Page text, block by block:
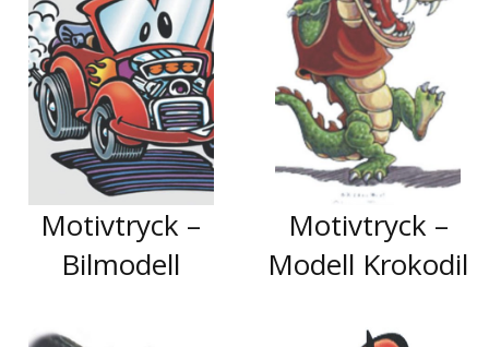
Motivtryck –
Bilmodell
Motivtryck –
Modell Krokodil